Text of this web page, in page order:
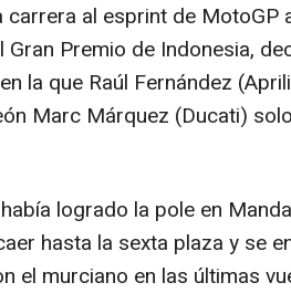
carrera al esprint de MotoGP
Premio de Indonesia,
la que Raúl Fernández
Marc Márquez (Ducati)
logrado la pole en
hasta la sexta plaza y se
el murciano en las últimas